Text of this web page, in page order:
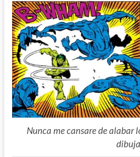
Nunca me cansare de alabar